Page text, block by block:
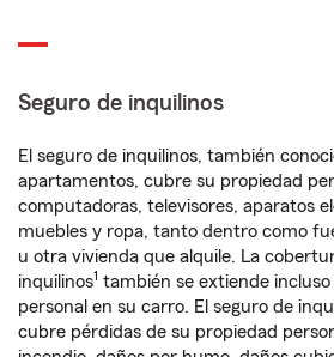
Seguro de inquilinos
El seguro de inquilinos, también
apartamentos, cubre su propiedad
computadoras, televisores, aparatos
muebles y ropa, tanto dentro como
u otra vivienda que alquile. La
inquilinos1 también se extiende incluso
personal en su carro. El seguro de
cubre pérdidas de su propiedad